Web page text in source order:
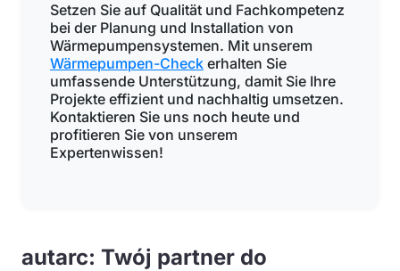
Setzen Sie auf Qualität und Fachkompetenz
bei der Planung und Installation von
Wärmepumpensystemen. Mit unserem
Wärmepumpen-Check erhalten Sie
umfassende Unterstützung, damit Sie Ihre
Projekte effizient und nachhaltig umsetzen.
Kontaktieren Sie uns noch heute und
profitieren Sie von unserem
Expertenwissen!
autarc: Twój partner do